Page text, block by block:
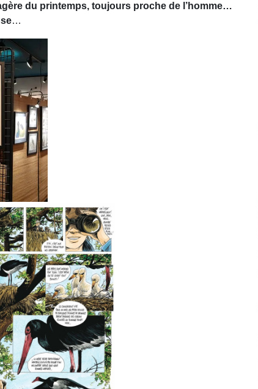
du printemps, toujours proche de l’homme…
…